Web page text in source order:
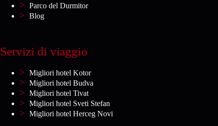
Parco del Durmitor
Blog
Servizi di viaggio
Migliori hotel Kotor
Migliori hotel Budva
Migliori hotel Tivat
Migliori hotel Sveti Stefan
Migliori hotel Herceg Novi